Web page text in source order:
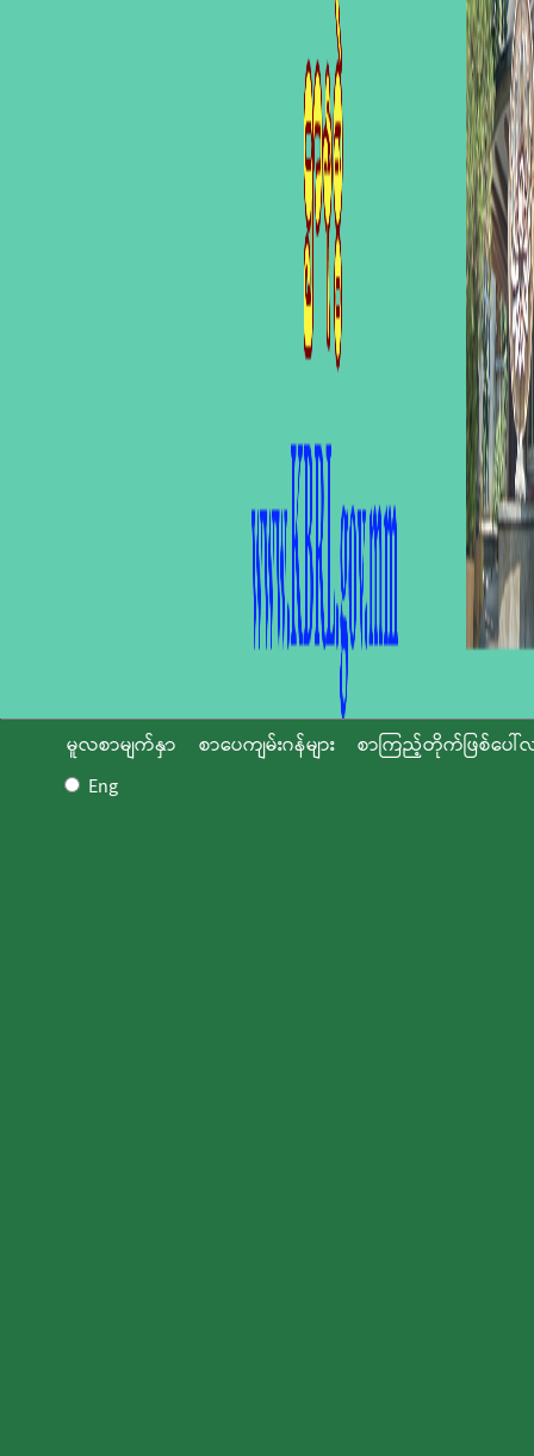
မူလစာမျက်နှာ စာပေကျမ်းဂန်များ
စာကြည့်တိုက်ဖြစ်ပေါ်
Eng